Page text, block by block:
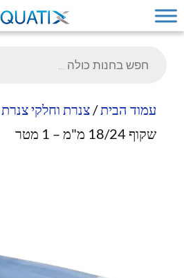
עמוד הבית/צנרת וחלקי צנרת
שקוף 18/24 מ"מ – 1 מטר